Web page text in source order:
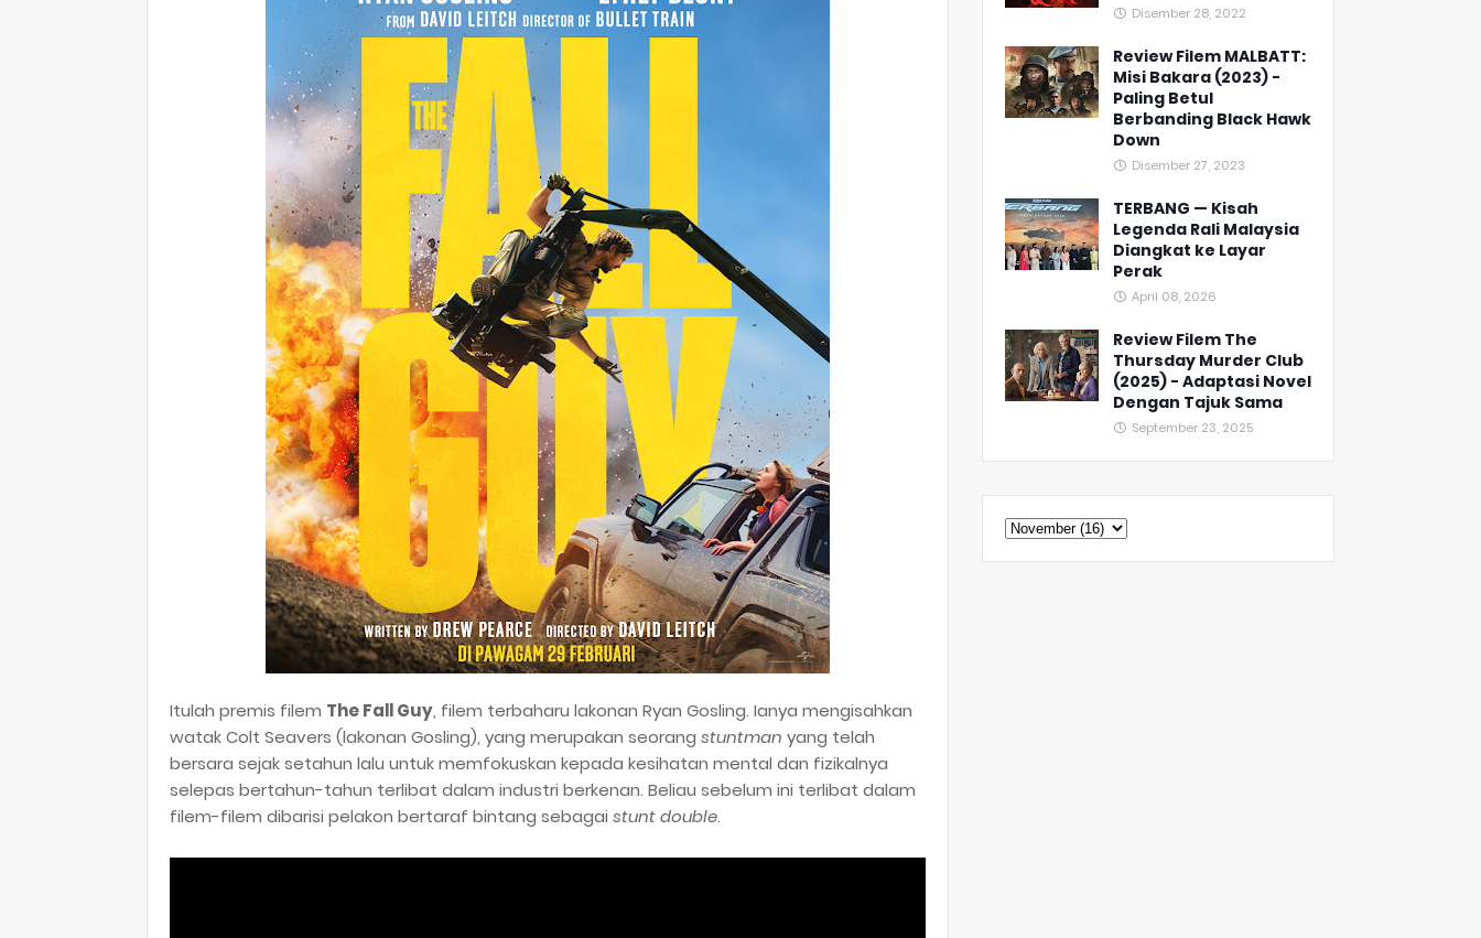
Itulah premis filem The Fall Guy, filem terbaharu lakonan Ryan Gosling. Ianya mengisahkan
watak Colt Seavers (lakonan Gosling), yang merupakan seorang stuntman yang telah
bersara sejak setahun lalu untuk memfokuskan kepada kesihatan mental dan fizikalnya
selepas bertahun-tahun terlibat dalam industri berkenan. Beliau sebelum ini terlibat dalam
filem-filem dibarisi pelakon bertaraf bintang sebagai stunt double.
Disember 28, 2022
Review Filem MALBATT:
Misi Bakara (2023) -
Paling Betul
Berbanding Black Hawk
Down
Disember 27, 2023
TERBANG — Kisah
Legenda Rali Malaysia
Diangkat ke Layar
Perak
April 08, 2026
Review Filem The
Thursday Murder Club
(2025) - Adaptasi Novel
Dengan Tajuk Sama
September 23, 2025